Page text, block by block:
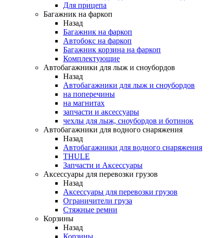
Для прицепа
Багажник на фаркоп
Назад
Багажник на фаркоп
Автобокс на фаркоп
Багажник корзина на фаркоп
Комплектующие
Автобагажники для лыж и сноубордов
Назад
Автобагажники для лыж и сноубордов
на поперечины
на магнитах
запчасти и аксессуары
чехлы для лыж, сноубордов и ботинок
Автобагажники для водного снаряжения
Назад
Автобагажники для водного снаряжения
THULE
Запчасти и Аксессуары
Аксессуары для перевозки грузов
Назад
Аксессуары для перевозки грузов
Ограничители груза
Стяжные ремни
Корзины
Назад
Корзины